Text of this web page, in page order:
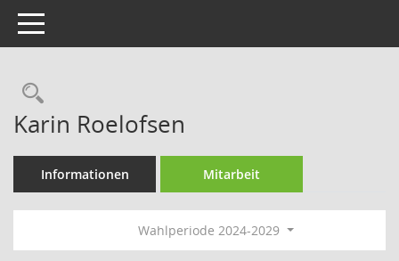
Toggle navigation
Rechercheauswahl
Karin Roelofsen
Informationen Mitarbeit
Wahlperiode 2024-2029